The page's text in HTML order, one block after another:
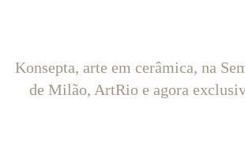
Konsepta, arte em cerâmica, na
de Milão, ArtRio e agora